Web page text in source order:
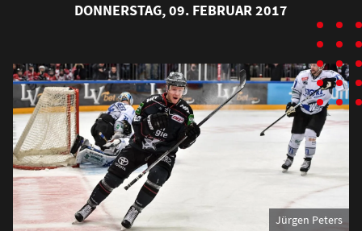
DONNERSTAG, 09. FEBRUAR 2017
Jürgen Peters